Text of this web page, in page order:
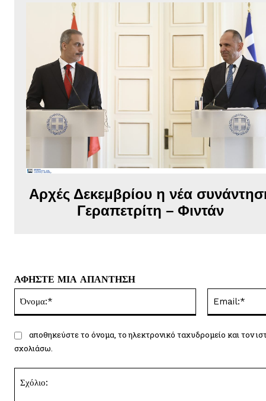
Αρχές Δεκεμβρίου η νέα
Γεραπετρίτη – Φιντάν
ΑΦΗΣΤΕ ΜΙΑ ΑΠΑΝΤΗΣΗ
αποθηκεύστε το όνομα, το ηλεκτρονικό ταχυδρομείο και τον
σχολιάσω.